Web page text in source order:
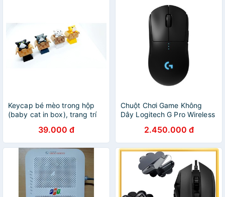
Keycap bé mèo trong hộp
(baby cat in box), trang trí
39.000 đ
Chuột Chơi Game Không
Dây Logitech G Pro Wireless
DPI - Hàng Chính Hãng
2.450.000 đ